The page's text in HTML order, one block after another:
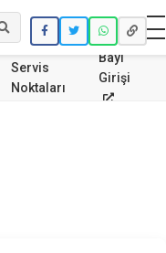
Ara
Servis
Noktaları
Bayi
Girişi